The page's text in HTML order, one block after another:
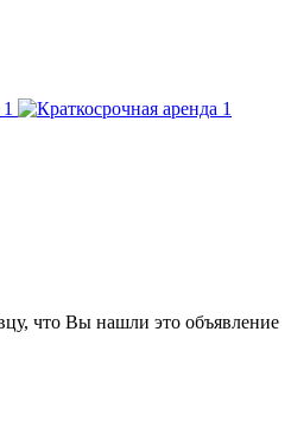
1 1
что Вы нашли это объявление